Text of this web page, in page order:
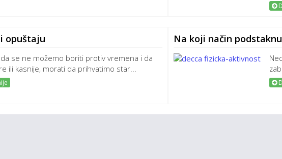
opuštaju
da se ne možemo boriti protiv vremena i da
ili kasnije, morati da prihvatimo star...
Na koji način